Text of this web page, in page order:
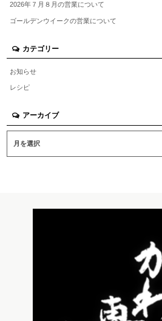
2026年７月８月の営業について
ゴールデンウイークの営業について
カテゴリー
お知らせ
レシピ
アーカイブ
月を選択